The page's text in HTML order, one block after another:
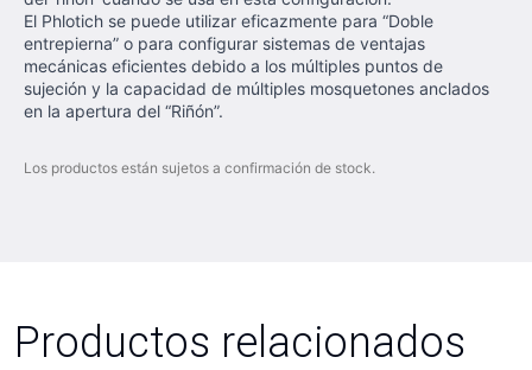
El Phlotich se puede utilizar eficazmente para “Doble
entrepierna” o para configurar sistemas de ventajas
mecánicas eficientes debido a los múltiples puntos de
sujeción y la capacidad de múltiples mosquetones anclados
en la apertura del “Riñón”.
Los productos están sujetos a confirmación de stock.
Productos relacionados